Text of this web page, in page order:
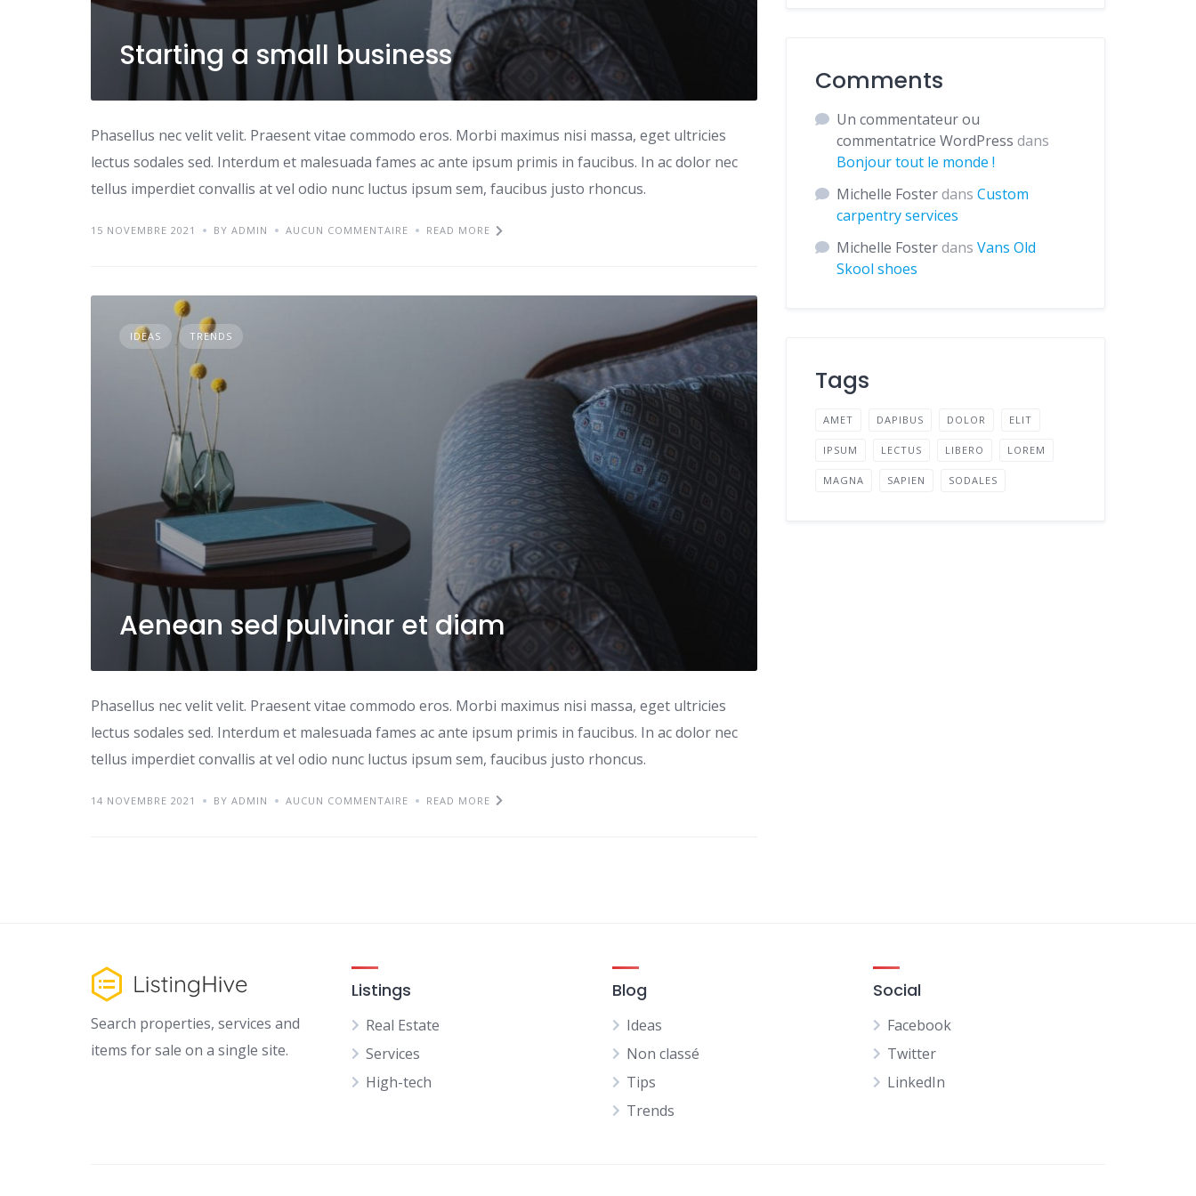
Starting a small business
Phasellus nec velit velit. Praesent vitae commodo eros. Morbi maximus nisi massa, eget ultricies
lectus sodales sed. Interdum et malesuada fames ac ante ipsum primis in faucibus. In ac dolor nec
tellus imperdiet convallis at vel odio nunc luctus ipsum sem, faucibus justo rhoncus.
15 NOVEMBRE 2021 BY ADMIN AUCUN COMMENTAIRE READ MORE
IDEAS TRENDS
Aenean sed pulvinar et diam
Phasellus nec velit velit. Praesent vitae commodo eros. Morbi maximus nisi massa, eget ultricies
lectus sodales sed. Interdum et malesuada fames ac ante ipsum primis in faucibus. In ac dolor nec
tellus imperdiet convallis at vel odio nunc luctus ipsum sem, faucibus justo rhoncus.
14 NOVEMBRE 2021 BY ADMIN AUCUN COMMENTAIRE READ MORE
Comments
Un commentateur ou
commentatrice WordPress dans
Bonjour tout le monde !
Michelle FosterdansCustom
carpentry services
Michelle FosterdansVans Old
Skool shoes
Tags
AMET DAPIBUS DOLOR ELIT
IPSUM LECTUS LIBERO LOREM
MAGNA SAPIEN SODALES
Search properties, services and
items for sale on a single site.
Listings
Real Estate
Services
High-tech
Blog
Ideas
Non classé
Tips
Trends
Social
Facebook
Twitter
LinkedIn